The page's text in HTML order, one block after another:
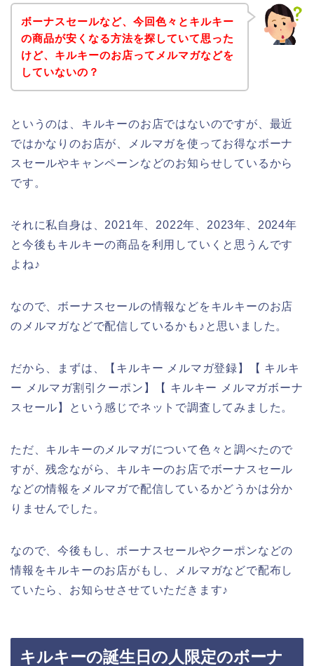
ボーナスセールなど、今回色々とキルキー
の商品が安くなる方法を探していて思った
けど、キルキーのお店ってメルマガなどを
していないの？
というのは、キルキーのお店ではないのですが、最近
ではかなりのお店が、メルマガを使ってお得なボーナ
スセールやキャンペーンなどのお知らせしているから
です。
それに私自身は、2021年、2022年、2023年、2024年
と今後もキルキーの商品を利用していくと思うんです
よね♪
なので、ボーナスセールの情報などをキルキーのお店
のメルマガなどで配信しているかも♪と思いました。
だから、まずは、【キルキー メルマガ登録】【 キルキ
ー メルマガ割引クーポン】【 キルキー メルマガボーナ
スセール】という感じでネットで調査してみました。
ただ、キルキーのメルマガについて色々と調べたので
すが、残念ながら、キルキーのお店でボーナスセール
などの情報をメルマガで配信しているかどうかは分か
りませんでした。
なので、今後もし、ボーナスセールやクーポンなどの
情報をキルキーのお店がもし、メルマガなどで配布し
ていたら、お知らせさせていただきます♪
キルキーの誕生日の人限定のボーナ